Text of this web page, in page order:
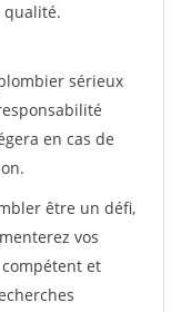
sérieux
en cas de
être un défi,
vos
et